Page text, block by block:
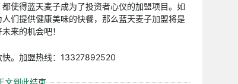
使得蓝天麦子成为了投资者心仪的加盟项目。如
们提供健康美味的快餐，那么蓝天麦子加盟将是
来的机会吧！
快。加盟热线：13327892520
文到此结束